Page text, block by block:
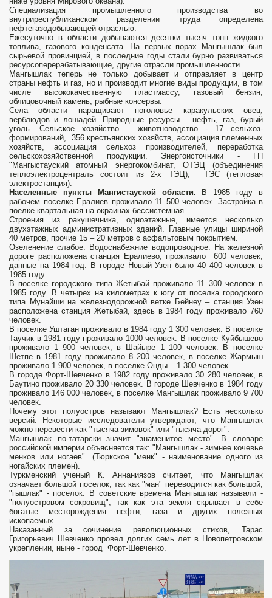
Специализация промышленного производства во
внутриреспубликанском разделении труда определена
нефтегазодобывающей отраслью.
Ежесуточно в области добываются десятки тысяч тонн жидкого
топлива, газового конденсата. На первых порах Мангышлак был
сырьевой провинцией, в последние годы стали бурно развиваться
ресурсоперерабатывающие, другие отрасли промышленности.
Мангышлак теперь не только добывает и отправляет в центр
страны нефть и газ, но и производит многие виды продукции, в том
числе высококачественную пластмассу, газовый бензин,
облицовочный камень, рыбные консервы.
Села области наращивают поголовье каракульских овец,
верблюдов и лошадей. Природные ресурсы – нефть, газ, бурый
уголь. Сельское хозяйство – животноводство - 17 сельхоз-
формирований, 356 крестьянских хозяйств, ассоциация племенных
хозяйств, ассоциация сельхоз производителей, переработка
сельскохозяйственной продукции. Энергоисточники - ГП
"Мангыстауский атомный энергокомбинат, ОТЭЦ (объединения
теплоэлектроцентраль состоит из 2-х ТЭЦ), ТЭС (тепловая
электростанция).
Населенные пункты Мангистауской области. В 1985 году в
рабочем поселке Ералиев проживало 11 500 человек. Застройка в
поелке квартальная на окраинах бессистемная.
Строения из ракушечника, одноэтажные, имеется несколько
двухэтажных административных зданий. Главные улицы шириной
40 метров, прочие 15 – 20 метров с асфальтовым покрытием.
Озеленение слабое. Водоснабежние водопроводное. На железной
дороге расположена станция Ералиево, проживало 600 человек,
данные на 1984 год. В городе Новый Узен было 40 400 человек в
1985 году.
В поселке городского типа Жетыбай проживало 11 300 человек в
1985 году. В четырех на километрах к югу от поселка городского
типа Мунайши на железнодорожной ветке Бейнеу – станция Узен
расположена станция Жетыбай, здесь в 1984 году проживало 760
человек.
В поселке Уштаган проживало в 1984 году 1 300 человек. В поселке
Таучик в 1981 году проживало 1000 человек. В поселке Куйбышево
проживало 1 900 человек, в Шайыре 1 100 человек. В поселке
Шетпе в 1981 году проживало 8 200 человек, в поселке Жармыш
проживало 1 900 человек, в поселке Онды – 1 300 человек.
В городе Форт-Шевченко в 1982 году проживало 30 280 человек, в
Баутино проживало 20 330 человек. В городе Шевченко в 1984 году
проживало 146 000 человек, в поселке Мангышлак проживало 9 700
человек.
Почему этот полуостров называют Мангышлак? Есть несколько
версий. Некоторые исследователи утверждают, что Мангышлак
можно перевести как "тысяча зимовок" или "тысяча дорог".
Мангышлак по-татарски значит "знаменитое место". В словаре
российской империи объясняется так: "Мангышлак - зимнее кочевье
менков или ногаев". (Тюркское "менк" - наименование одного из
ногайских племен).
Туркменский ученый К. Аннаниязов считает, что Мангышлак
означает большой поселок, так как "ман" переводится как большой,
"гышлак" - поселок. В советские времена Мангышлак называли -
"полуостровом сокровищ", так как эта земля скрывает в себе
богатые месторождения нефти, газа и других полезных
ископаемых.
Наказанный за сочинение революционных стихов, Тарас
Григорьевич Шевченко провел долгих семь лет в Новопетровском
укреплении, ныне - город Форт-Шевченко.